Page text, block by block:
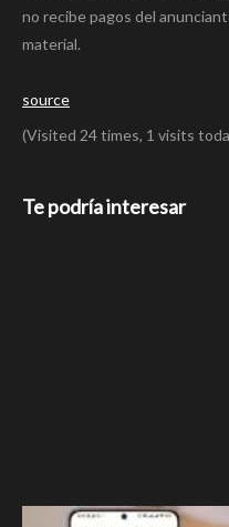
no recibe pagos del
material.
source
(Visited 24 times, 1 visits
Te podría interesar